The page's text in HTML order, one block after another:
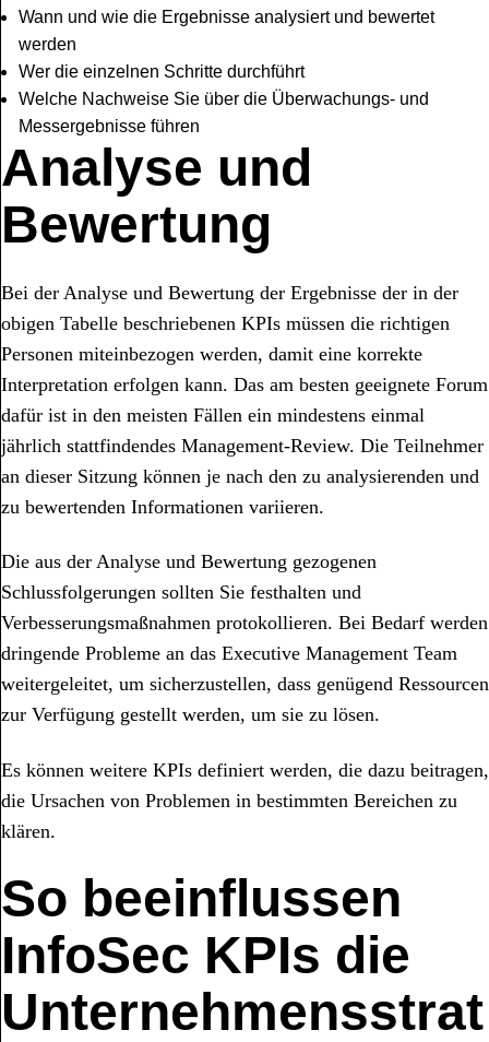
Wann und wie die Ergebnisse analysiert und bewertet
werden
Wer die einzelnen Schritte durchführt
Welche Nachweise Sie über die Überwachungs- und
Messergebnisse führen
Analyse und
Bewertung
Bei der Analyse und Bewertung der Ergebnisse der in der
obigen Tabelle beschriebenen KPIs müssen die richtigen
Personen miteinbezogen werden, damit eine korrekte
Interpretation erfolgen kann. Das am besten geeignete Forum
dafür ist in den meisten Fällen ein mindestens einmal
jährlich stattfindendes Management-Review. Die Teilnehmer
an dieser Sitzung können je nach den zu analysierenden und
zu bewertenden Informationen variieren.
Die aus der Analyse und Bewertung gezogenen
Schlussfolgerungen sollten Sie festhalten und
Verbesserungsmaßnahmen protokollieren. Bei Bedarf werden
dringende Probleme an das Executive Management Team
weitergeleitet, um sicherzustellen, dass genügend Ressourcen
zur Verfügung gestellt werden, um sie zu lösen.
Es können weitere KPIs definiert werden, die dazu beitragen,
die Ursachen von Problemen in bestimmten Bereichen zu
klären.
So beeinflussen
InfoSec KPIs die
Unternehmensstrat